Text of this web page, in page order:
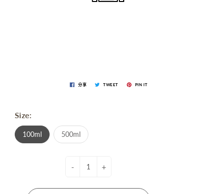
分享 TWEET PIN IT
Size:
100ml 500ml
- +